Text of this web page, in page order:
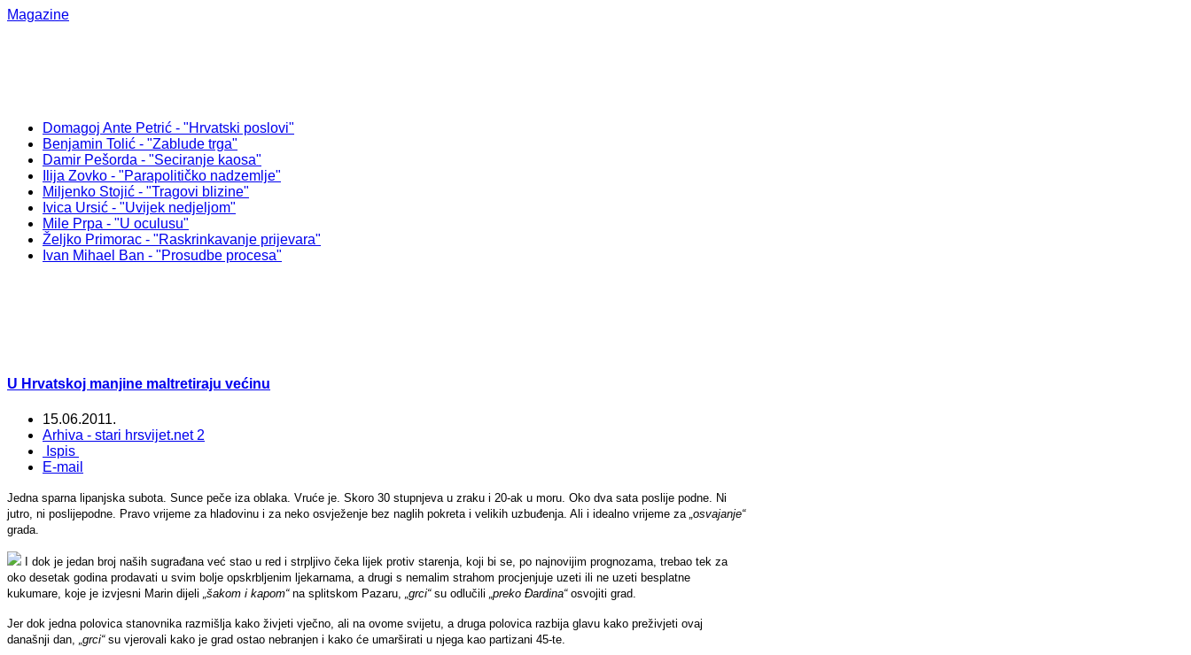
Magazine
Domagoj Ante Petrić - "Hrvatski poslovi"
Benjamin Tolić - "Zablude trga"
Damir Pešorda - "Seciranje kaosa"
Ilija Zovko - "Parapolitičko nadzemlje"
Miljenko Stojić - "Tragovi blizine"
Ivica Ursić - "Uvijek nedjeljom"
Mile Prpa - "U oculusu"
Željko Primorac - "Raskrinkavanje prijevara"
Ivan Mihael Ban - "Prosudbe procesa"
U Hrvatskoj manjine maltretiraju većinu
15.06.2011.
Arhiva - stari hrsvijet.net 2
Ispis
E-mail
Jedna sparna lipanjska subota. Sunce peče iza oblaka. Vruće je. Skoro 30 stupnjeva u zraku i 20-ak u moru. Oko dva sata poslije podne. Ni
jutro, ni poslijepodne. Pravo vrijeme za hladovinu i za neko osvježenje bez naglih pokreta i velikih uzbuđenja. Ali i idealno vrijeme za „osvajanje“
grada.
I dok je jedan broj naših sugrađana već stao u red i strpljivo čeka lijek protiv starenja, koji bi se, po najnovijim prognozama, trebao tek za
oko desetak godina prodavati u svim bolje opskrbljenim ljekarnama, a drugi s nemalim strahom procjenjuje uzeti ili ne uzeti besplatne
kukumare, koje je izvjesni Marin dijeli „šakom i kapom“na splitskom Pazaru, „grci“su odlučili „preko Đardina“ osvojiti grad.
Jer dok jedna polovica stanovnika razmišlja kako živjeti vječno, ali na ovome svijetu, a druga polovica razbija glavu kako preživjeti ovaj
današnji dan,
„grci“su vjerovali kako je grad ostao nebranjen i kako će umarširati u njega kao partizani 45-te.